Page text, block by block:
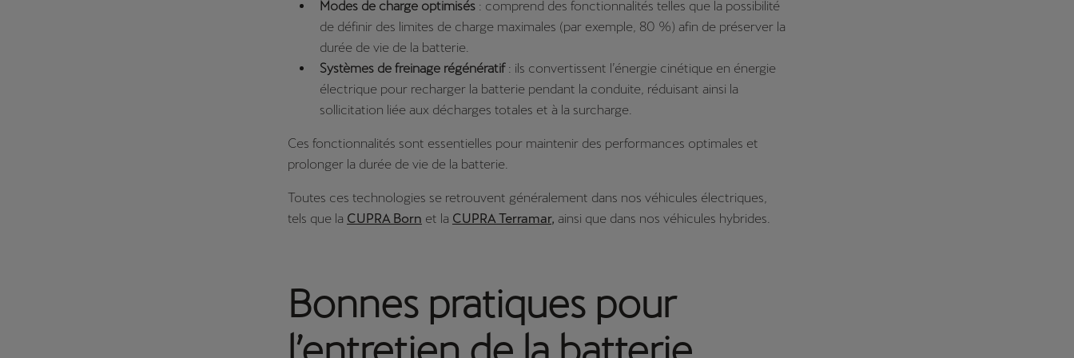
Modes de charge optimisés : comprend des fonctionnalités telles que la possibilité
de définir des limites de charge maximales (par exemple, 80 %) afin de préserver la
durée de vie de la batterie.
Systèmes de freinage régénératif: ils convertissent l’énergie cinétique en énergie
électrique pour recharger la batterie pendant la conduite, réduisant ainsi la
sollicitation liée aux décharges totales et à la surcharge.
Ces fonctionnalités sont essentielles pour maintenir des performances optimales et
prolonger la durée de vie de la batterie.
Toutes ces technologies se retrouvent généralement dans nos véhicules électriques,
tels que la CUPRA Born et la CUPRA Terramar, ainsi que dans nos véhicules hybrides.
Bonnes pratiques pour